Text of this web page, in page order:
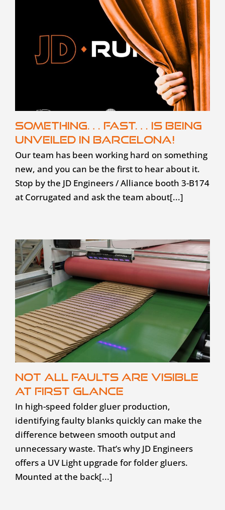
Something… fast… is being
unveiled in Barcelona!
Our team has been working hard on something
new, and you can be the first to hear about it.
Stop by the JD Engineers / Alliance booth 3-B174
at Corrugated and ask the team about[...]
Not all faults are visible
at first glance
In high-speed folder gluer production,
identifying faulty blanks quickly can make the
difference between smooth output and
unnecessary waste. That’s why JD Engineers
offers a UV Light upgrade for folder gluers.
Mounted at the back[...]